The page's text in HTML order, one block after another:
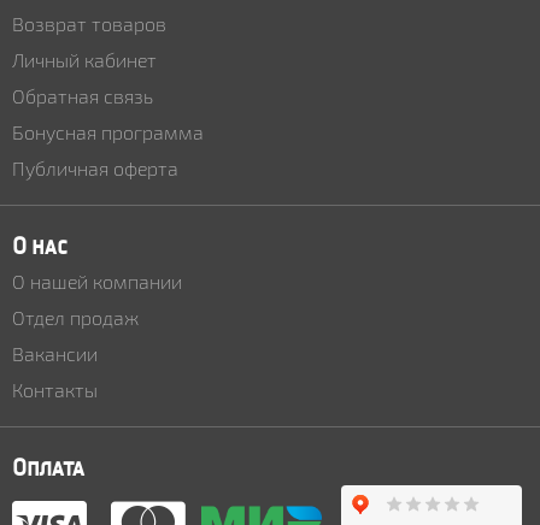
Возврат товаров
Личный кабинет
Обратная связь
Бонусная программа
Публичная оферта
О нас
О нашей компании
Отдел продаж
Вакансии
Контакты
Оплата